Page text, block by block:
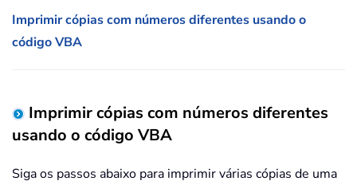
Imprimir cópias com números diferentes usando o
código VBA
Imprimir cópias com números diferentes
usando o código VBA
Siga os passos abaixo para imprimir várias cópias de uma